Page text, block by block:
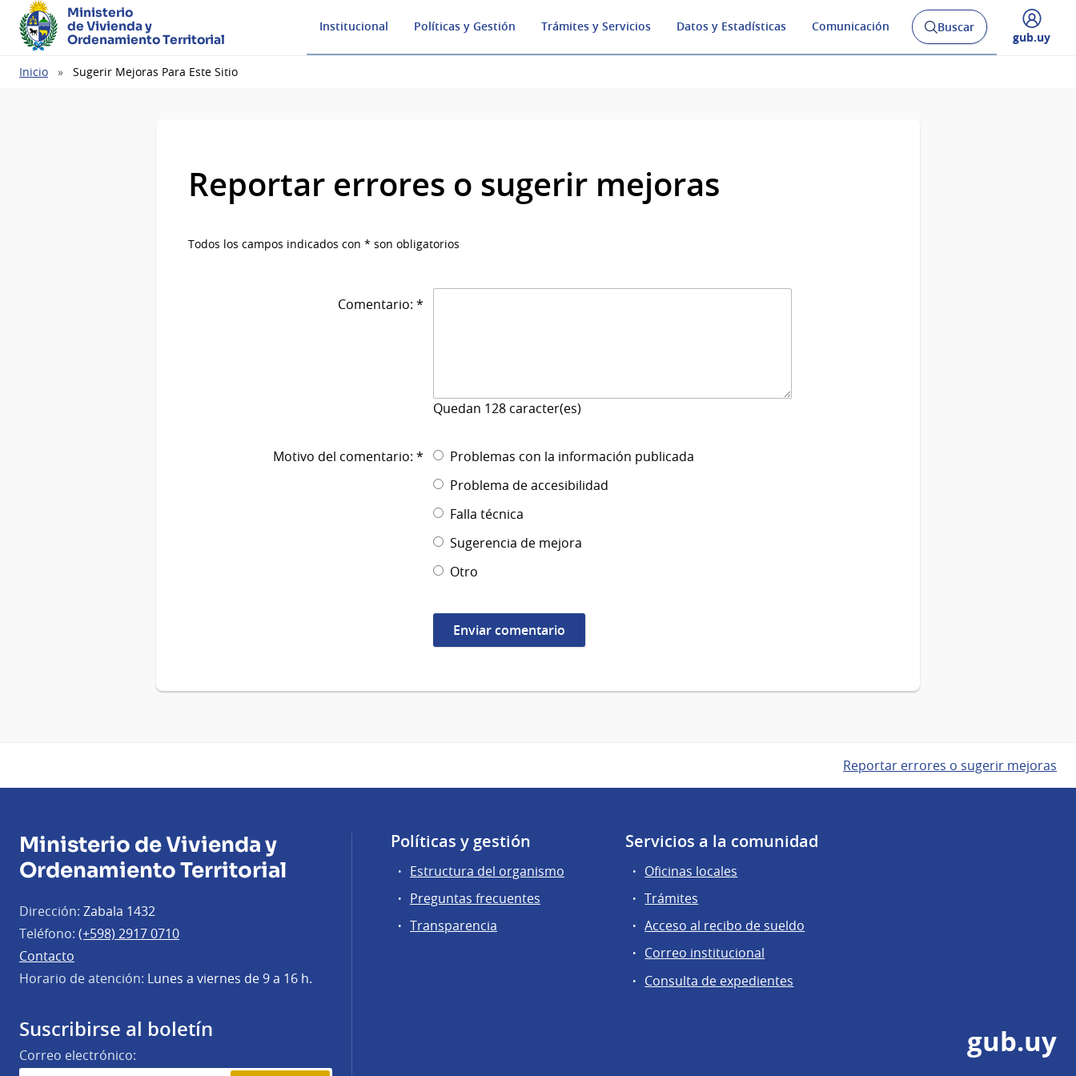
Ministerio
de Vivienda y
Ordenamiento Territorial
Institucional Políticas y Gestión Trámites y Servicios Datos y Estadísticas Comunicación
Abrir
buscador
Buscar
Desplegar
gub.uy
Ruta
Inicio Sugerir Mejoras Para Este Sitio
Reportar errores o sugerir mejoras
Todos los campos indicados con * son obligatorios
Comentario: *
Quedan 128 caracter(es)
Motivo del comentario: *
Problemas con la información publicada
Problema de accesibilidad
Falla técnica
Sugerencia de mejora
Otro
Reportar errores o sugerir mejoras
Ministerio de Vivienda y
Ordenamiento Territorial
Dirección: Zabala 1432
Teléfono: (+598) 2917 0710
Contacto
Horario de atención: Lunes a viernes de 9 a 16 h.
Suscribirse al boletín
Correo electrónico:
Políticas y gestión
Estructura del organismo
Preguntas frecuentes
Transparencia
Servicios a la comunidad
Oficinas locales
Trámites
Acceso al recibo de sueldo
Correo institucional
Consulta de expedientes
gub.uy